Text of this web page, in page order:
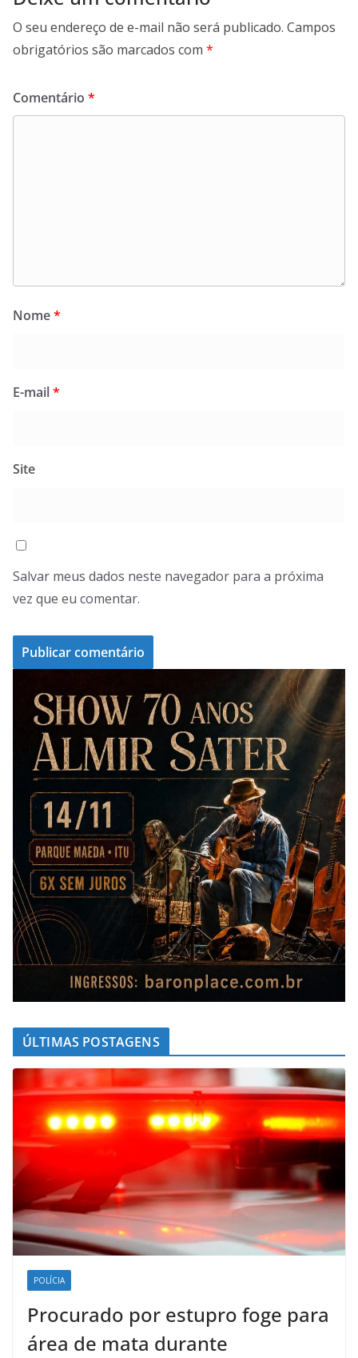
O seu endereço de e-mail não será publicado. Campos
obrigatórios são marcados com *
Comentário *
Nome*
E-mail*
Site
Salvar meus dados neste navegador para a próxima
vez que eu comentar.
ÚLTIMAS POSTAGENS
POLÍCIA
Procurado por estupro foge para
área de mata durante